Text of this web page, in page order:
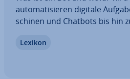
au­to­ma­ti­sie­ren digitale
schi­nen und Chatbots bis hin
sie funk­tio­nie­ren und welche
Lexikon